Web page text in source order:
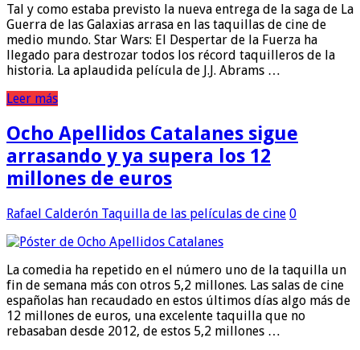
Tal y como estaba previsto la nueva entrega de la saga de La
Guerra de las Galaxias arrasa en las taquillas de cine de
medio mundo. Star Wars: El Despertar de la Fuerza ha
llegado para destrozar todos los récord taquilleros de la
historia. La aplaudida película de J.J. Abrams …
Leer más
Ocho Apellidos Catalanes sigue
arrasando y ya supera los 12
millones de euros
Rafael Calderón Taquilla de las películas de cine 0
La comedia ha repetido en el número uno de la taquilla un
fin de semana más con otros 5,2 millones. Las salas de cine
españolas han recaudado en estos últimos días algo más de
12 millones de euros, una excelente taquilla que no
rebasaban desde 2012, de estos 5,2 millones …